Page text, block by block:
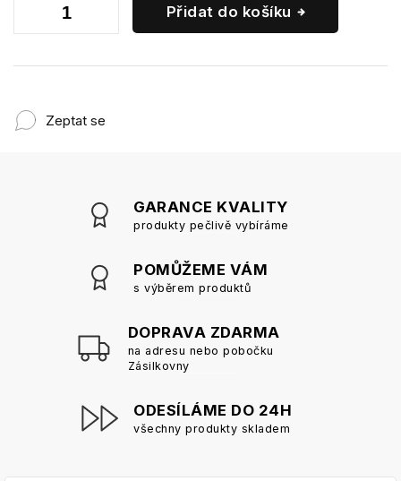
Přidat do košíku
Zeptat se
GARANCE KVALITY
produkty pečlivě vybíráme
POMŮŽEME VÁM
s výběrem produktů
DOPRAVA ZDARMA
na adresu nebo pobočku
Zásilkovny
ODESÍLÁME DO 24H
všechny produkty skladem